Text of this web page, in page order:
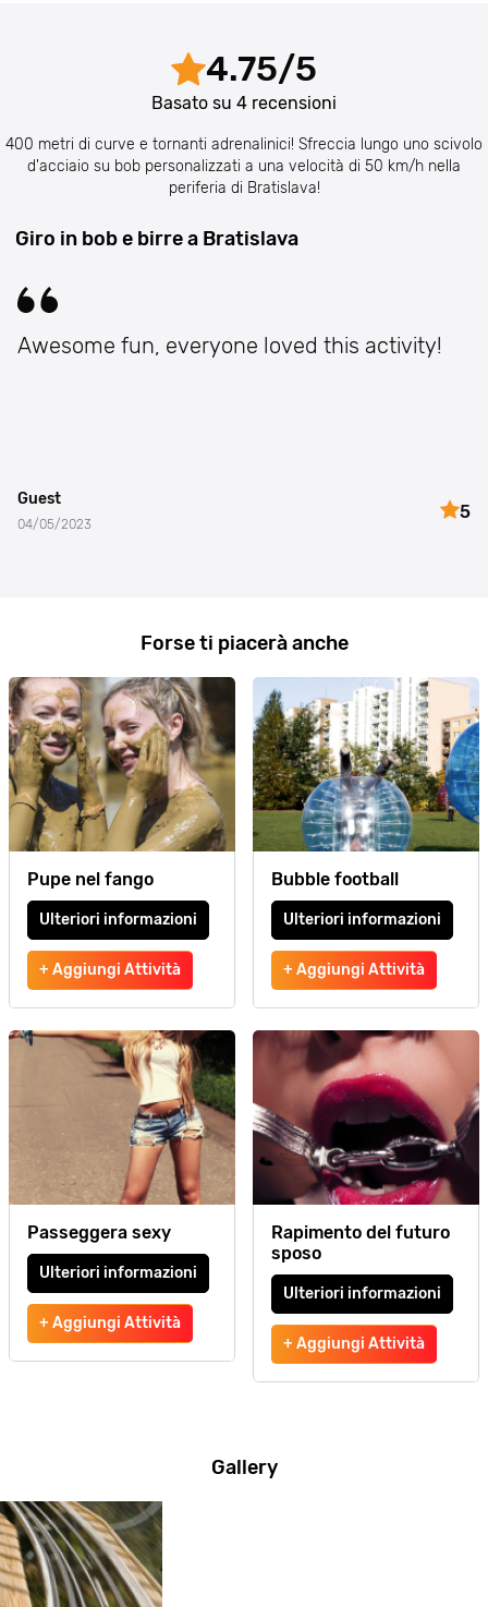
4.75/5
Basato su 4 recensioni
400 metri di curve e tornanti adrenalinici! Sfreccia lungo uno scivolo
d'acciaio su bob personalizzati a una velocità di 50 km/h nella
periferia di Bratislava!
Giro in bob e birre a Bratislava
Awesome fun, everyone loved this activity!
Guest
04/05/2023
5
Forse ti piacerà anche
Pupe nel fango
Ulteriori informazioni
+ Aggiungi Attività
Bubble football
Ulteriori informazioni
+ Aggiungi Attività
Passeggera sexy
Ulteriori informazioni
+ Aggiungi Attività
Rapimento del futuro
sposo
Ulteriori informazioni
+ Aggiungi Attività
Gallery